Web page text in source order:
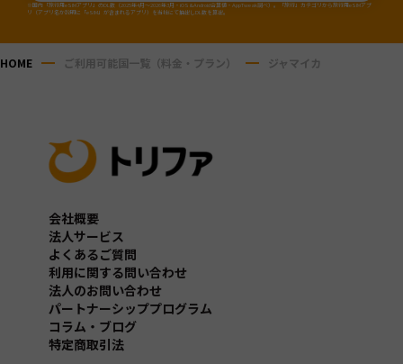
※国内「旅行用eSIMアプリ」のDL数（2025年4月～2026年3月・iOS&Android合算値・AppTweak調べ）。「旅行」カテゴリから旅行用eSIMアプ
リ（アプリ名か説明に「eSIM」が含まれるアプリ）を当社にて抽出しDL数を算出。
HOME ご利用可能国一覧（料金・プラン） ジャマイカ
会社概要
法人サービス
よくあるご質問
利用に関する問い合わせ
法人のお問い合わせ
パートナーシッププログラム
コラム・ブログ
特定商取引法